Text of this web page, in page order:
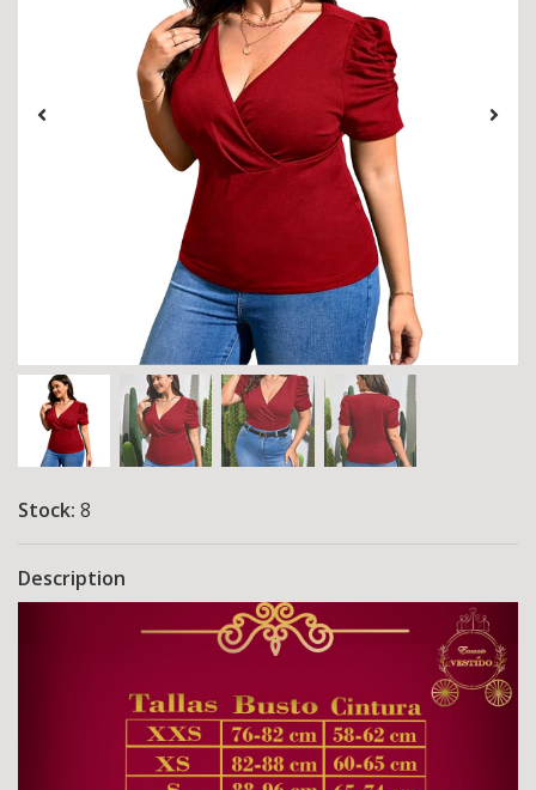
Stock: 8
Description